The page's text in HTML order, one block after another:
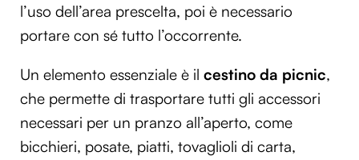
l’uso dell’area prescelta, poi è necessario
portare con sé tutto l’occorrente.
Un elemento essenziale è il cestino da picnic,
che permette di trasportare tutti gli accessori
necessari per un pranzo all’aperto, come
bicchieri, posate, piatti, tovaglioli di carta,